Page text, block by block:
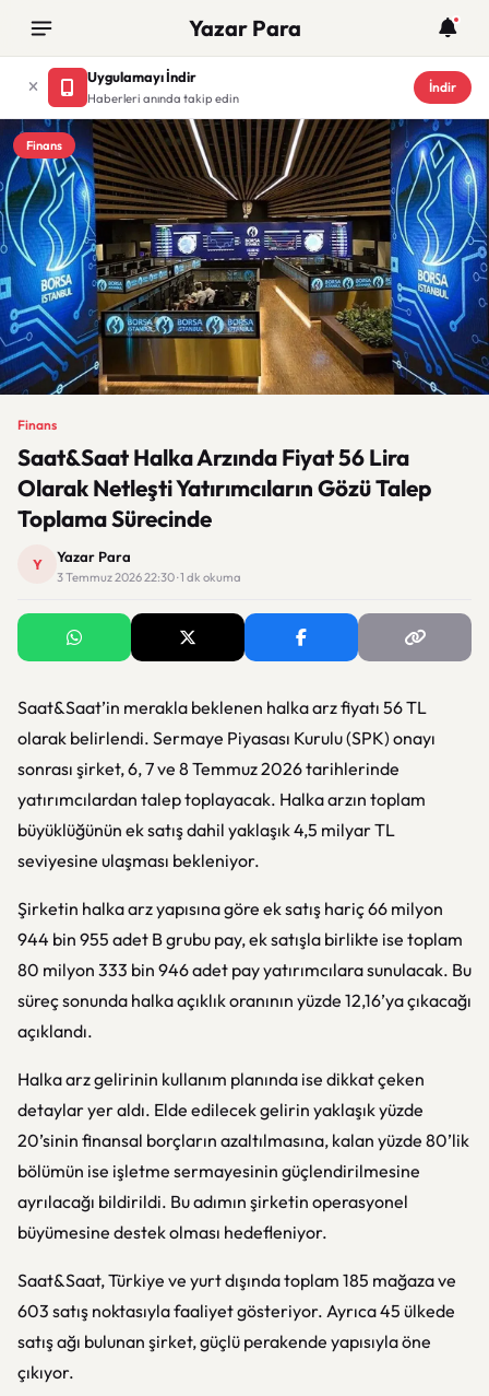
Yazar Para
Uygulamayı İndir
Haberleri anında takip edin
İndir
Finans
Finans
Saat&Saat Halka Arzında Fiyat 56 Lira
Olarak Netleşti Yatırımcıların Gözü Talep
Toplama Sürecinde
Y Yazar Para
3 Temmuz 2026 22:30 · 1 dk okuma
Saat&Saat’in merakla beklenen halka arz fiyatı 56 TL
olarak belirlendi. Sermaye Piyasası Kurulu (SPK) onayı
sonrası şirket, 6, 7 ve 8 Temmuz 2026 tarihlerinde
yatırımcılardan talep toplayacak. Halka arzın toplam
büyüklüğünün ek satış dahil yaklaşık 4,5 milyar TL
seviyesine ulaşması bekleniyor.
Şirketin halka arz yapısına göre ek satış hariç 66 milyon
944 bin 955 adet B grubu pay, ek satışla birlikte ise toplam
80 milyon 333 bin 946 adet pay yatırımcılara sunulacak. Bu
süreç sonunda halka açıklık oranının yüzde 12,16’ya çıkacağı
açıklandı.
Halka arz gelirinin kullanım planında ise dikkat çeken
detaylar yer aldı. Elde edilecek gelirin yaklaşık yüzde
20’sinin finansal borçların azaltılmasına, kalan yüzde 80’lik
bölümün ise işletme sermayesinin güçlendirilmesine
ayrılacağı bildirildi. Bu adımın şirketin operasyonel
büyümesine destek olması hedefleniyor.
Saat&Saat, Türkiye ve yurt dışında toplam 185 mağaza ve
603 satış noktasıyla faaliyet gösteriyor. Ayrıca 45 ülkede
satış ağı bulunan şirket, güçlü perakende yapısıyla öne
çıkıyor.